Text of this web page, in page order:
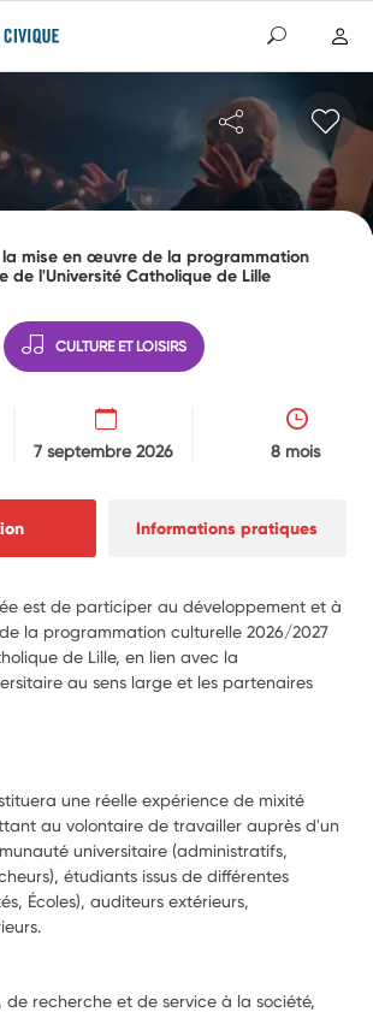
mise en œuvre de la programmation
de l'Université Catholique de Lille
CULTURE ET LOISIRS
7 septembre 2026 8 mois
Informations pratiques
est de participer au développement et à
la programmation culturelle 2026/2027
de Lille, en lien avec la
au sens large et les partenaires
une réelle expérience de mixité
au volontaire de travailler auprès d'un
universitaire (administratifs,
étudiants issus de différentes
Écoles), auditeurs extérieurs,
de recherche et de service à la société,